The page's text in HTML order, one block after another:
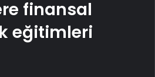
finansal
eğitimleri